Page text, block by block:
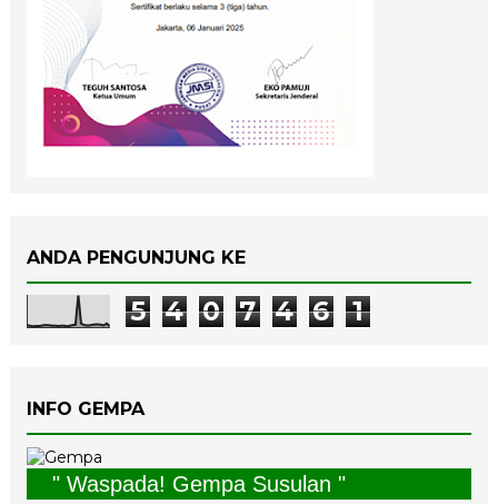
ANDA PENGUNJUNG KE
5 4 0 7 4 6 1
INFO GEMPA
" Waspada! Gempa Susulan "